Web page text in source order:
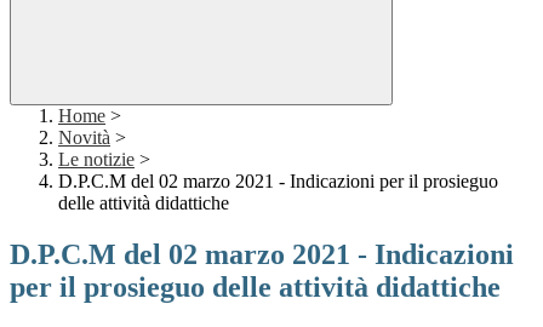
Home >
Novità >
Le notizie >
D.P.C.M del 02 marzo 2021 - Indicazioni per il prosieguo
delle attività didattiche
D.P.C.M del 02 marzo 2021 - Indicazioni
per il prosieguo delle attività didattiche